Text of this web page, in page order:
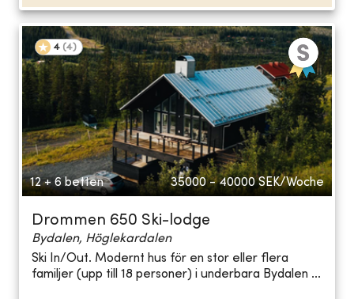
4 (4)
12 + 6 betten 35000 - 40000 SEK/Woche
Drommen 650 Ski-lodge
Bydalen, Höglekardalen
Ski In/Out. Modernt hus för en stor eller flera
familjer (upp till 18 personer) i underbara Bydalen ...